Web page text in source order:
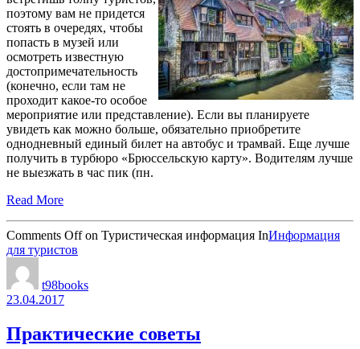
поэтому вам не придется
стоять в очередях, чтобы
попасть в музей или
осмотреть известную
достопримечательность
(конечно, если там не
проходит какое-то особое
мероприятие или представление). Если вы планируете
увидеть как можно больше, обязательно приобретите
однодневный единый билет на автобус и трамвай. Еще лучше
получить в турбюро «Брюссельскую карту». Водителям лучше
не выезжать в час пик (пн.
Read More
Comments Offon Туристическая информация InИнформация
для туристов
t98books
23.04.2017
Практические советы